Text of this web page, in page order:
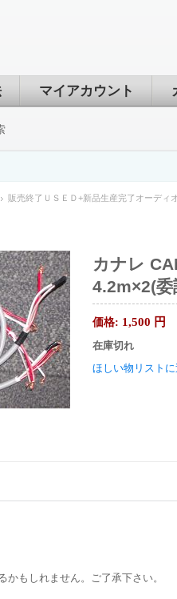
マイアカウント
販売終了ＵＳＥＤ+新品生産完了オーディ
カナレ
4.2m×2(委
価格: 1,500 円
在庫切れ
ほしい物リストに
もしれません。ご了承下さい。